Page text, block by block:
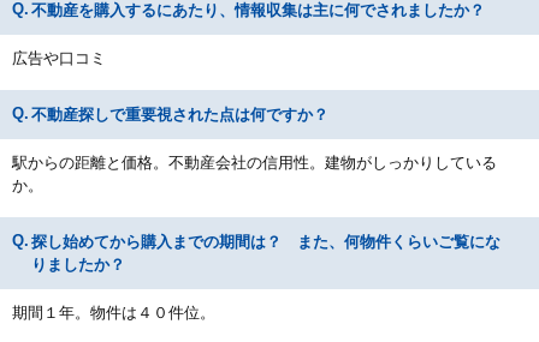
不動産を購入するにあたり、情報収集は主に何でされましたか？
広告や口コミ
不動産探しで重要視された点は何ですか？
駅からの距離と価格。不動産会社の信用性。建物がしっかりしている
か。
探し始めてから購入までの期間は？ また、何物件くらいご覧にな
りましたか？
期間１年。物件は４０件位。